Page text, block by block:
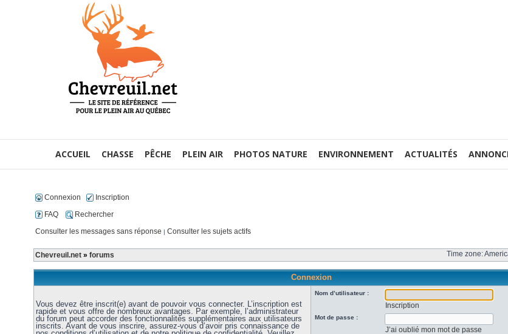
ACCUEIL CHASSE PÊCHE PLEIN AIR PHOTOS NATURE ENVIRONNEMENT ACTUALITÉS
Connexion
Inscription
FAQ
Rechercher
Consulter les messages sans réponse | Consulter les sujets actifs
Chevreuil.net » forums Time zone:
Connexion
Vous devez être inscrit(e) avant de pouvoir vous connecter. L’inscription est
rapide et vous offre de nombreux avantages. Par exemple, l’administrateur
du forum peut accorder des fonctionnalités supplémentaires aux utilisateurs
inscrits. Avant de vous inscrire, assurez-vous d’avoir pris connaissance de
Nom d’utilisateur :
Inscription
Mot de passe :
J’ai oublié mon mot de passe